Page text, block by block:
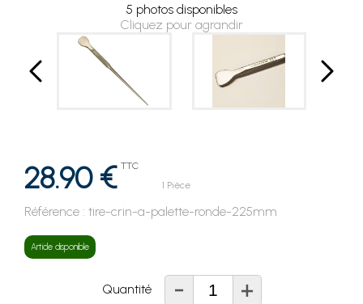
5 photos disponibles
Cliquez pour agrandir
28.90 € TTC
1 Pièce
Référence : tire-crin-a-palette-ronde-225mm
Article disponible
Quantité - +